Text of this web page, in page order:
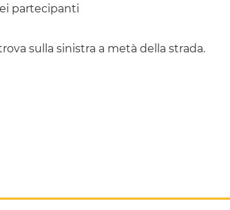
partecipanti
sulla sinistra a metà della strada.